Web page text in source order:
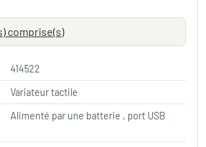
comprise(s)
414522
Variateur tactile
Alimenté par une batterie , port USB